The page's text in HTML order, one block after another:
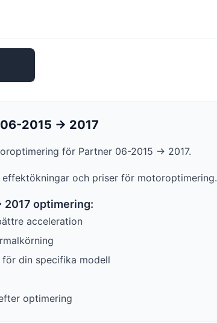
06-2015 -> 2017
för Partner 06-2015 -> 2017.
och priser för motoroptimering.
2017 optimering:
acceleration
din specifika modell
optimering